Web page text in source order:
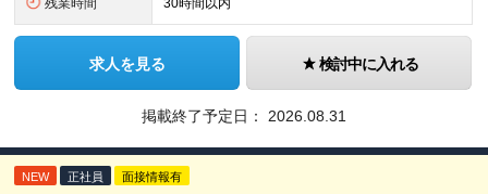
残業時間 30時間以内
求人を見る 検討中に入れる
掲載終了予定日： 2026.08.31
NEW 正社員 面接情報有